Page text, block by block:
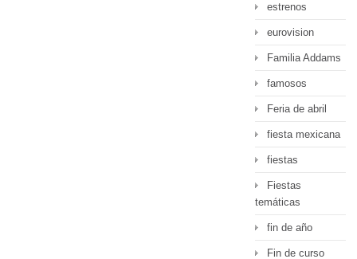
estrenos
eurovision
Familia Addams
famosos
Feria de abril
fiesta mexicana
fiestas
Fiestas
temáticas
fin de año
Fin de curso